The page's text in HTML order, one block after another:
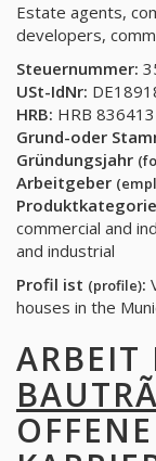
Estate agents,
developers,
Steuernummer:
USt-IdNr:
HRB: HRB 836413
Grund-oder
Gründungsjahr
Arbeitgeber
Produktkategorie
commercial and
and industrial
Profil ist (profile):
houses in the
ARBEIT